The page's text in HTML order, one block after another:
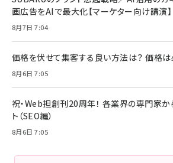
画広告をAIで最大化【マーケター向け講演】
8月7日 7:04
価格を伏せて集客する良い方法は？ 価格は
8月6日 7:05
祝・Web担創刊20周年！ 各業界の専門家か
ト（SEO編）
8月6日 7:05